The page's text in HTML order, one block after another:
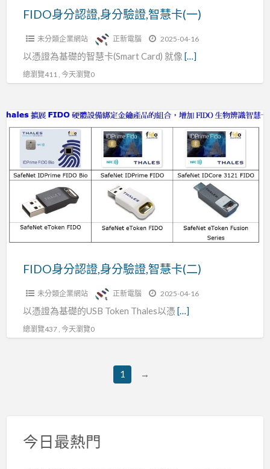
(一)
FIDO身分認證,身分驗證,智慧卡(一)
未分類企業網站 正新電腦 2025-04-16
以憑證為基礎的智慧卡(Smart Card) 就像 […]
總瀏覽411 , 今天瀏覽0
FIDO
認
證,
(二)
FIDO身分認證,身分驗證,智慧卡(二)
未分類企業網站 正新電腦 2025-04-16
以憑證為基礎的USB Token Thales以憑 […]
總瀏覽437 , 今天瀏覽0
1 →
今日最熱門